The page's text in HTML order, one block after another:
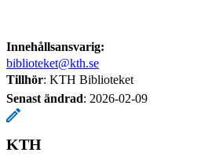
Innehållsansvarig:
biblioteket@kth.se
Tillhör: KTH Biblioteket
Senast ändrad: 2026-02-09
KTH